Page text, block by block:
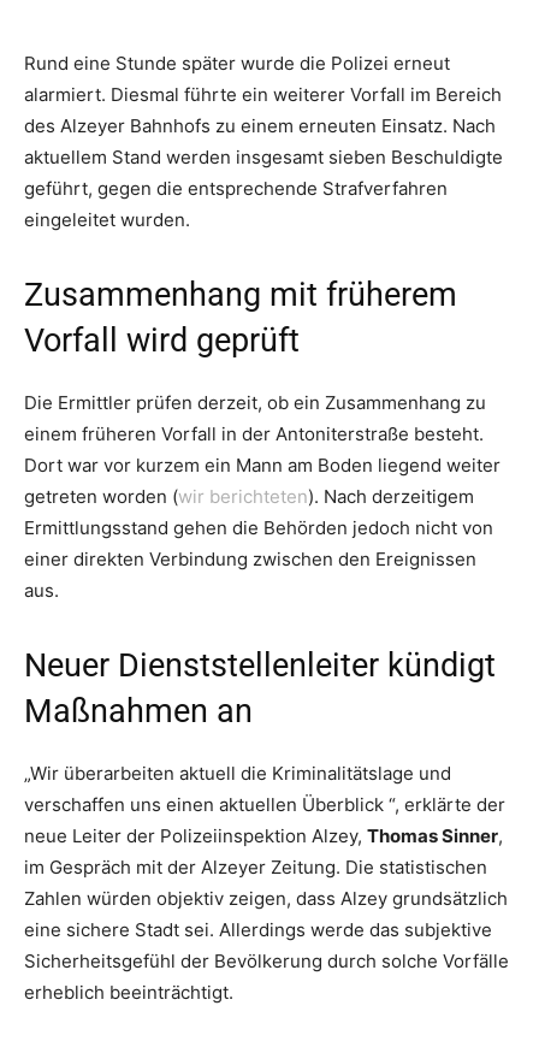
Rund eine Stunde später wurde die Polizei erneut
alarmiert. Diesmal führte ein weiterer Vorfall im Bereich
des Alzeyer Bahnhofs zu einem erneuten Einsatz. Nach
aktuellem Stand werden insgesamt sieben Beschuldigte
geführt, gegen die entsprechende Strafverfahren
eingeleitet wurden.
Zusammenhang mit früherem
Vorfall wird geprüft
Die Ermittler prüfen derzeit, ob ein Zusammenhang zu
einem früheren Vorfall in der Antoniterstraße besteht.
Dort war vor kurzem ein Mann am Boden liegend weiter
getreten worden (wir berichteten). Nach derzeitigem
Ermittlungsstand gehen die Behörden jedoch nicht von
einer direkten Verbindung zwischen den Ereignissen
aus.
Neuer Dienststellenleiter kündigt
Maßnahmen an
„Wir überarbeiten aktuell die Kriminalitätslage und
verschaffen uns einen aktuellen Überblick “, erklärte der
neue Leiter der Polizeiinspektion Alzey, Thomas Sinner,
im Gespräch mit der Alzeyer Zeitung. Die statistischen
Zahlen würden objektiv zeigen, dass Alzey grundsätzlich
eine sichere Stadt sei. Allerdings werde das subjektive
Sicherheitsgefühl der Bevölkerung durch solche Vorfälle
erheblich beeinträchtigt.